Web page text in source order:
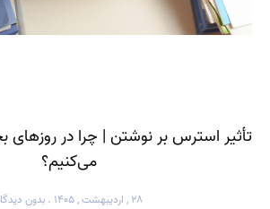
تأثیر استرس بر نوشتن | چرا در روزهای
می‌کنیم؟
۲۸ , اردیبهشت , ۱۴۰۵ بدون